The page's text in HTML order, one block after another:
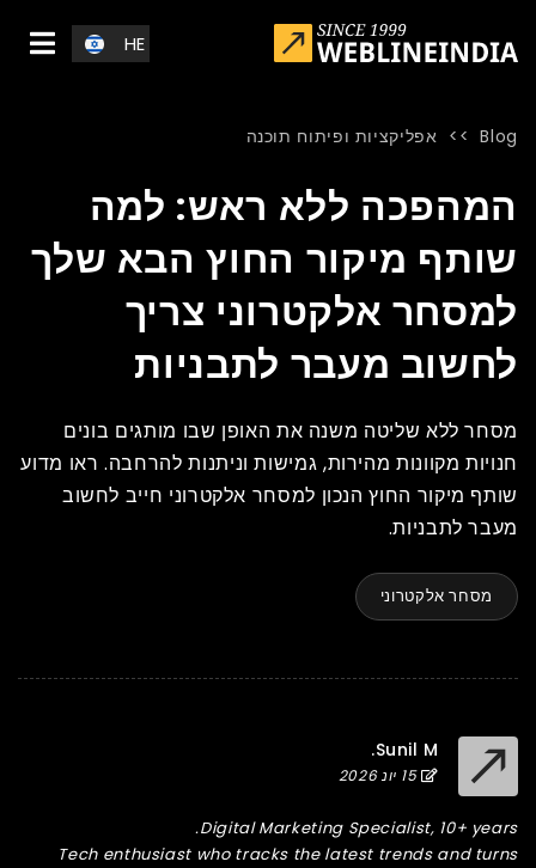
HE
Blog
>> אפליקציות ופיתוח תוכנה
המהפכה ללא ראש: למה
שותף מיקור החוץ הבא שלך
למסחר אלקטרוני צריך
לחשוב מעבר לתבניות
מסחר ללא שליטה משנה את האופן שבו מותגים בונים
חנויות מקוונות מהירות, גמישות וניתנות להרחבה. ראו מדוע
שותף מיקור החוץ הנכון למסחר אלקטרוני חייב לחשוב
מעבר לתבניות.
מסחר אלקטרוני
Sunil M.
15 יונ 2026
Digital Marketing Specialist, 10+ years.
Tech enthusiast who tracks the latest trends and turns